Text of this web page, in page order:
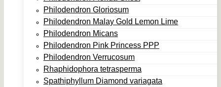
Philodendron Gloriosum
Philodendron Malay Gold Lemon Lime
Philodendron Micans
Philodendron Pink Princess PPP
Philodendron Verrucosum
Rhaphidophora tetrasperma
Spathiphyllum Diamond variagata